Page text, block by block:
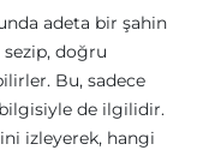
adeta bir şahin
sezip, doğru
Bu, sadece
de ilgilidir.
izleyerek, hangi